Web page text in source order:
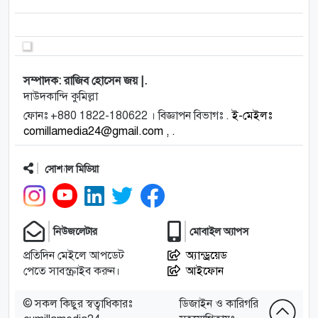
সম্পাদক: রাজিব হোসেন জয় |.
দাউদকান্দি কুমিল্লা
ফোনঃ +880 1822-180622 । বিজ্ঞাপন বিভাগঃ .ই-মেইলঃ
comillamedia24@gmail.com , .
সোশ্যাল মিডিয়া
নিউজলেটার
প্রতিদিন মেইলে আপডেট
পেতে সাবস্ক্রাইব করুন।
মোবাইল অ্যাপস
অ্যান্ড্রয়েড
আইফোন
© সকল কিছুর স্বত্বাধিকারঃ
ডিজাইন ও কারিগরি